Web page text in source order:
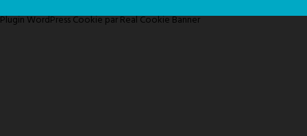
Plugin WordPress Cookie par Real Cookie Banner